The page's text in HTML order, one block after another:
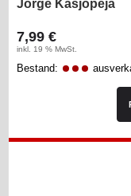
Jorge Kasjopeja
7,99 €
inkl. 19 % MwSt.
Bestand: